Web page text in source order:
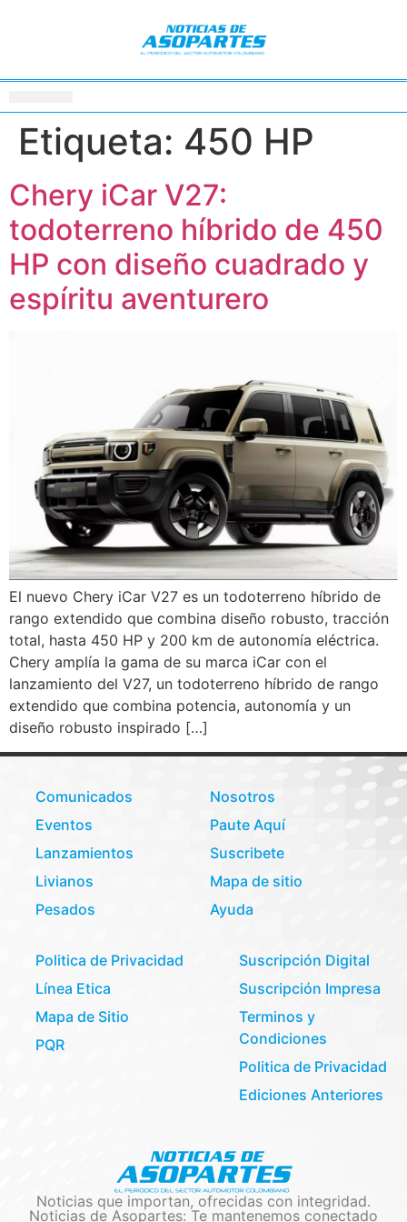
Etiqueta: 450 HP
Chery iCar V27:
todoterreno híbrido de 450
HP con diseño cuadrado y
espíritu aventurero
El nuevo Chery iCar V27 es un todoterreno híbrido de
rango extendido que combina diseño robusto, tracción
total, hasta 450 HP y 200 km de autonomía eléctrica.
Chery amplía la gama de su marca iCar con el
lanzamiento del V27, un todoterreno híbrido de rango
extendido que combina potencia, autonomía y un
diseño robusto inspirado […]
Comunicados
Eventos
Lanzamientos
Livianos
Pesados
Nosotros
Paute Aquí
Suscribete
Mapa de sitio
Ayuda
Politica de Privacidad
Línea Etica
Mapa de Sitio
PQR
Suscripción Digital
Suscripción Impresa
Terminos y
Condiciones
Politica de Privacidad
Ediciones Anteriores
Noticias que importan, ofrecidas con integridad.
Noticias de Asopartes: Te mantenemos conectado